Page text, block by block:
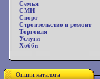
Семья
СМИ
Спорт
Строительство и ремонт
Торговля
Услуги
Хобби
Опции каталога